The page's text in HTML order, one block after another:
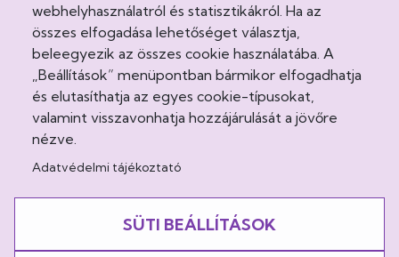
Intézeti házirend
Jogi nyilatkozatok
Látogatási rend
Közösség
webhelyhasználatról és statisztikákról. Ha az
összes elfogadása lehetőséget választja,
beleegyezik az összes cookie használatába. A
„Beállítások” menüpontban bármikor elfogadhatja
és elutasíthatja az egyes cookie-típusokat,
valamint visszavonhatja hozzájárulását a jövőre
nézve.
Adatvédelmi tájékoztató
SÜTI BEÁLLÍTÁSOK